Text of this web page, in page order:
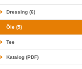
Dressing (6)
Öle (5)
Tee
Katalog (PDF)